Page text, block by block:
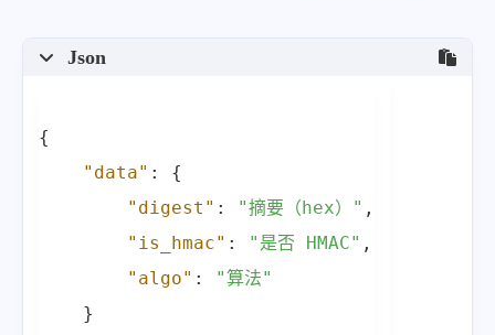
Json
{
"data" :
{
"digest" : "摘要（hex）" ,
"is_hmac" : "是否 HMAC" ,
"algo" :
"算法"
}